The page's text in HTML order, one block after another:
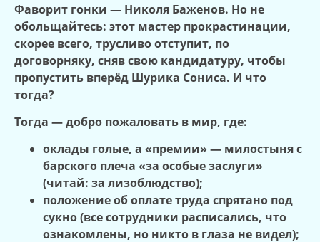
Фаворит гонки — Николя Баженов. Но не
обольщайтесь: этот мастер прокрастинации,
скорее всего, трусливо отступит, по
договорняку, сняв свою кандидатуру, чтобы
пропустить вперёд Шурика Сониса. И что
тогда?
Тогда — добро пожаловать в мир, где:
оклады голые, а «премии» — милостыня с
барского плеча «за особые заслуги»
(читай: за лизоблюдство);
положение об оплате труда спрятано под
сукно (все сотрудники расписались, что
ознакомлены, но никто в глаза не видел);